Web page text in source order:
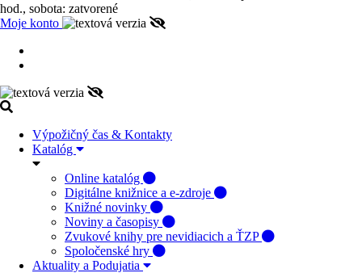
hod., sobota: zatvorené
Moje konto
Výpožičný čas & Kontakty
Katalóg
Online katalóg
Digitálne knižnice a e-zdroje
Knižné novinky
Noviny a časopisy
Zvukové knihy pre nevidiacich a ŤZP
Spoločenské hry
Aktuality a Podujatia